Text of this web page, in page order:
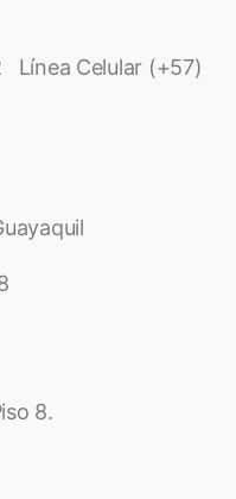
Línea Celular (+57)
8.